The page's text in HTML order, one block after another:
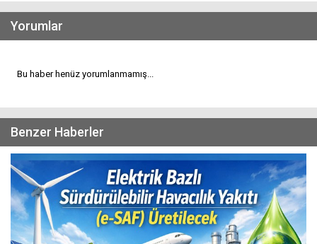
Yorumlar
Bu haber henüz yorumlanmamış...
Benzer Haberler